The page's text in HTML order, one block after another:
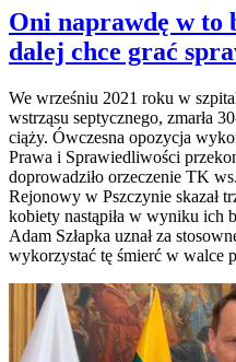
Oni naprawdę w to
dalej chce grać
We wrześniu 2021 roku w
wstrząsu septycznego, zmarła
ciąży. Ówczesna opozycja
Prawa i Sprawiedliwości
doprowadziło orzeczenie TK
Rejonowy w Pszczynie skazał
kobiety nastąpiła w wyniku ich
Adam Szłapka uznał za
wykorzystać tę śmierć w walce